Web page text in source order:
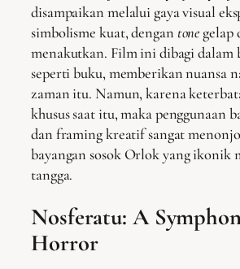
disampaikan melalui gaya visual
simbolisme kuat, dengan tonegelap
menakutkan. Film ini dibagi dalam
seperti buku, memberikan nuansa
zaman itu. Namun, karena
khusus saat itu, maka penggunaan
dan framing kreatif sangat
bayangan sosok Orlok yang ikonik
tangga.
Nosferatu: A
Horror